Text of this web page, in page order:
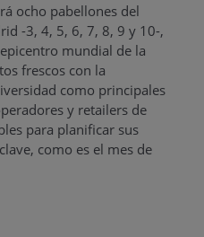
ocho pabellones del
-3, 4, 5, 6, 7, 8, 9 y 10-,
mundial de la
frescos con la
como principales
y retailers de
para planificar sus
como es el mes de